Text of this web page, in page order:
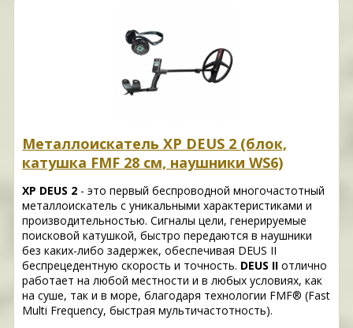
Металлоискатель XP DEUS 2 (блок,
катушка FMF 28 см, наушники WS6)
XP DEUS 2 - это первый беспроводной многочастотный
металлоискатель с уникальными характеристиками и
производительностью. Сигналы цели, генерируемые
поисковой катушкой, быстро передаются в наушники
без каких-либо задержек, обеспечивая DEUS II
беспрецедентную скорость и точность. DEUS II отлично
работает на любой местности и в любых условиях, как
на суше, так и в море, благодаря технологии FMF® (Fast
Multi Frequency, быстрая мультичастотность).